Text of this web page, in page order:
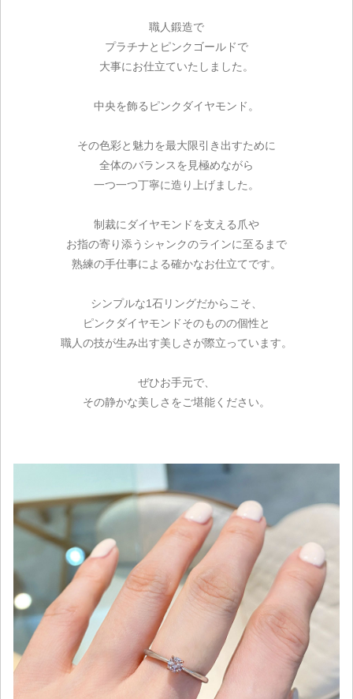
職人鍛造で
プラチナとピンクゴールドで
大事にお仕立ていたしました。
中央を飾るピンクダイヤモンド。
その色彩と魅力を最大限引き出すために
全体のバランスを見極めながら
一つ一つ丁寧に造り上げました。
制裁にダイヤモンドを支える爪や
お指の寄り添うシャンクのラインに至るまで
熟練の手仕事による確かなお仕立てです。
シンプルな1石リングだからこそ、
ピンクダイヤモンドそのものの個性と
職人の技が生み出す美しさが際立っています。
ぜひお手元で、
その静かな美しさをご堪能ください。